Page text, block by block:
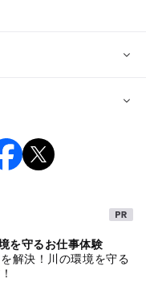
下さい。
ント
の国市
を守るお仕事体験
解決！川の環境を守る